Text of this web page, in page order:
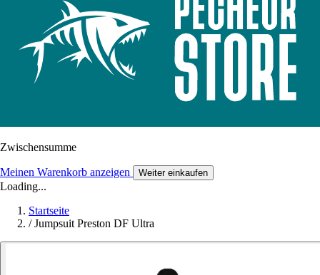
Zwischensumme
Meinen Warenkorb anzeigen Weiter einkaufen
Loading...
Startseite
/ Jumpsuit Preston DF Ultra